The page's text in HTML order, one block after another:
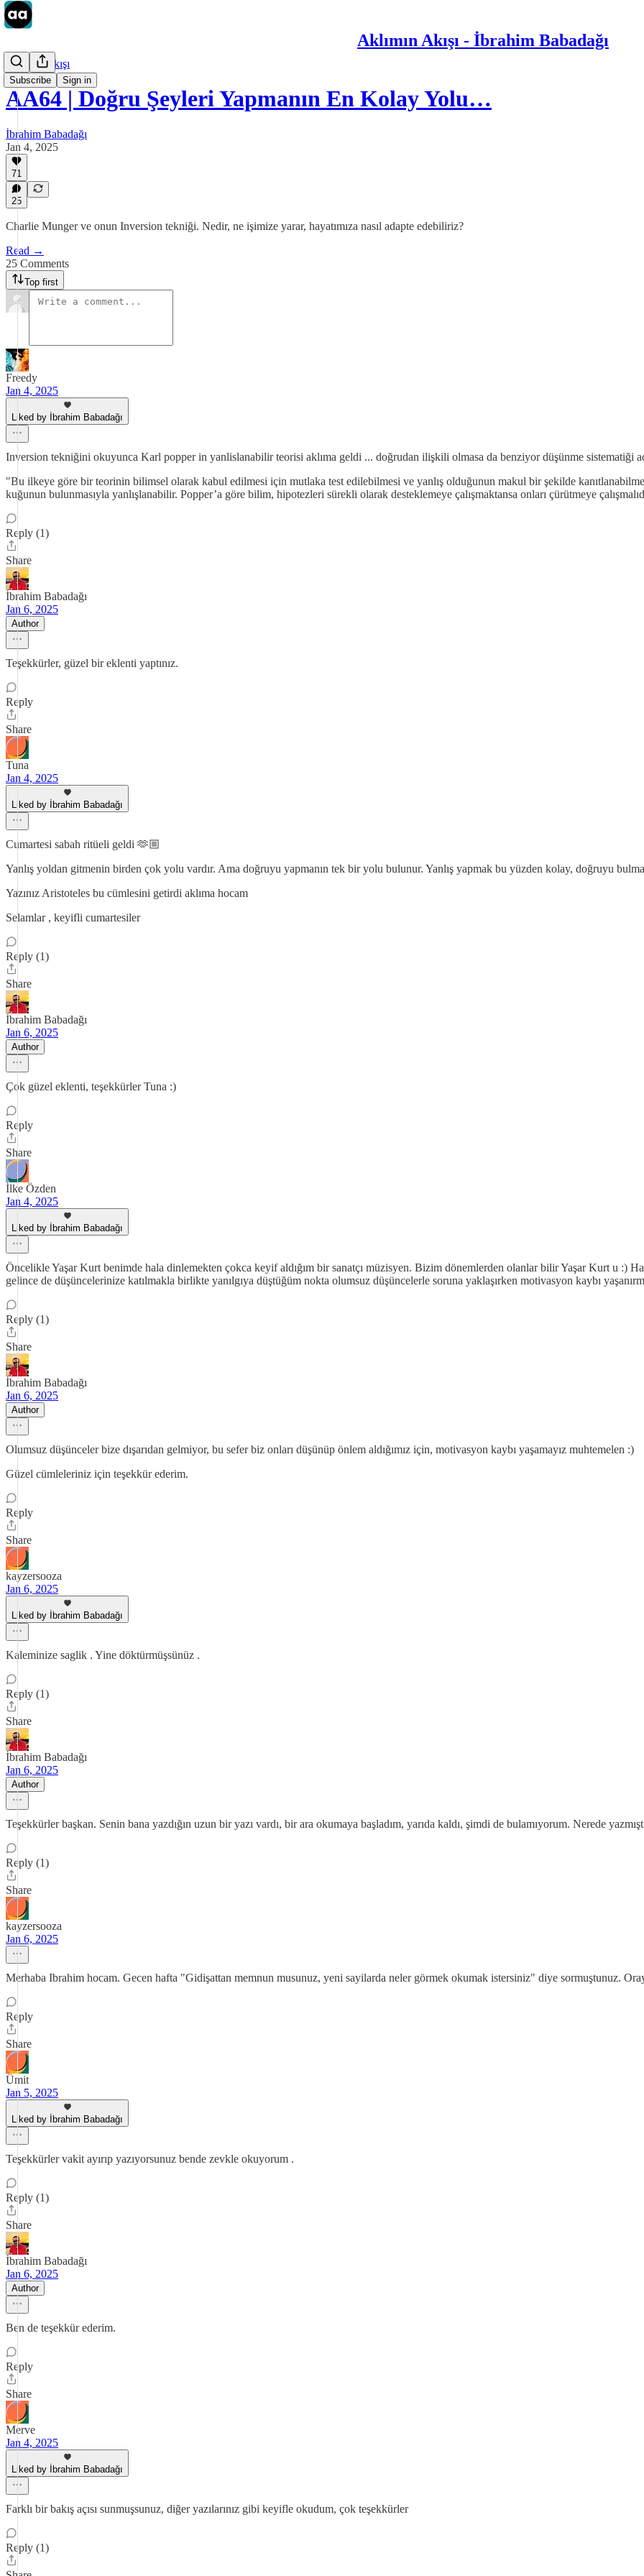
Aklımın Akışı - İbrahim Babadağı
Subscribe Sign in
Aklımın Akışı
AA64 | Doğru Şeyleri Yapmanın En Kolay Yolu…
İbrahim Babadağı
Jan 4, 2025
71
25
Charlie Munger ve onun Inversion tekniği. Nedir, ne işimize yarar, hayatımıza nasıl adapte edebiliriz?
Read →
25 Comments
Top first
Freedy
Jan 4, 2025
Liked by İbrahim Babadağı
Inversion tekniğini okuyunca Karl popper in yanlislanabilir teorisi aklıma geldi ... doğrudan ilişkili olmasa da benziyor düşünme sistematiği
"Bu ilkeye göre bir teorinin bilimsel olarak kabul edilmesi için mutlaka test edilebilmesi ve yanlış olduğunun makul bir şekilde
kuğunun bulunmasıyla yanlışlanabilir. Popper’a göre bilim, hipotezleri sürekli olarak desteklemeye çalışmaktansa onları çürütmeye
Reply (1)
Share
İbrahim Babadağı
Jan 6, 2025
Author
Teşekkürler, güzel bir eklenti yaptınız.
Reply
Share
Tuna
Jan 4, 2025
Liked by İbrahim Babadağı
Cumartesi sabah ritüeli geldi 🫶🏼
Yanlış yoldan gitmenin birden çok yolu vardır. Ama doğruyu yapmanın tek bir yolu bulunur. Yanlış yapmak bu yüzden kolay, doğruyu
Yazınız Aristoteles bu cümlesini getirdi aklıma hocam
Selamlar , keyifli cumartesiler
Reply (1)
Share
İbrahim Babadağı
Jan 6, 2025
Author
Çok güzel eklenti, teşekkürler Tuna :)
Reply
Share
İlke Özden
Jan 4, 2025
Liked by İbrahim Babadağı
Öncelikle Yaşar Kurt benimde hala dinlemekten çokca keyif aldığım bir sanatçı müzisyen. Bizim dönemlerden olanlar bilir Yaşar Kurt u :)
gelince de düşüncelerinize katılmakla birlikte yanılgıya düştüğüm nokta olumsuz düşüncelerle soruna yaklaşırken motivasyon kaybı
Reply (1)
Share
İbrahim Babadağı
Jan 6, 2025
Author
Olumsuz düşünceler bize dışarıdan gelmiyor, bu sefer biz onları düşünüp önlem aldığımız için, motivasyon kaybı yaşamayız muhtemelen :)
Güzel cümleleriniz için teşekkür ederim.
Reply
Share
kayzersooza
Jan 6, 2025
Liked by İbrahim Babadağı
Kaleminize saglik . Yine döktürmüşsünüz .
Reply (1)
Share
İbrahim Babadağı
Jan 6, 2025
Author
Teşekkürler başkan. Senin bana yazdığın uzun bir yazı vardı, bir ara okumaya başladım, yarıda kaldı, şimdi de bulamıyorum. Nerede
Reply (1)
Share
kayzersooza
Jan 6, 2025
Merhaba Ibrahim hocam. Gecen hafta "Gidişattan memnun musunuz, yeni sayilarda neler görmek okumak istersiniz" diye sormuştunuz.
Reply
Share
Ümit
Jan 5, 2025
Liked by İbrahim Babadağı
Teşekkürler vakit ayırıp yazıyorsunuz bende zevkle okuyorum .
Reply (1)
Share
İbrahim Babadağı
Jan 6, 2025
Author
Ben de teşekkür ederim.
Reply
Share
Merve
Jan 4, 2025
Liked by İbrahim Babadağı
Farklı bir bakış açısı sunmuşsunuz, diğer yazılarınız gibi keyifle okudum, çok teşekkürler
Reply (1)